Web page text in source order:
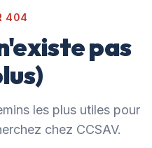
404
pas
les plus utiles pour
chez CCSAV.